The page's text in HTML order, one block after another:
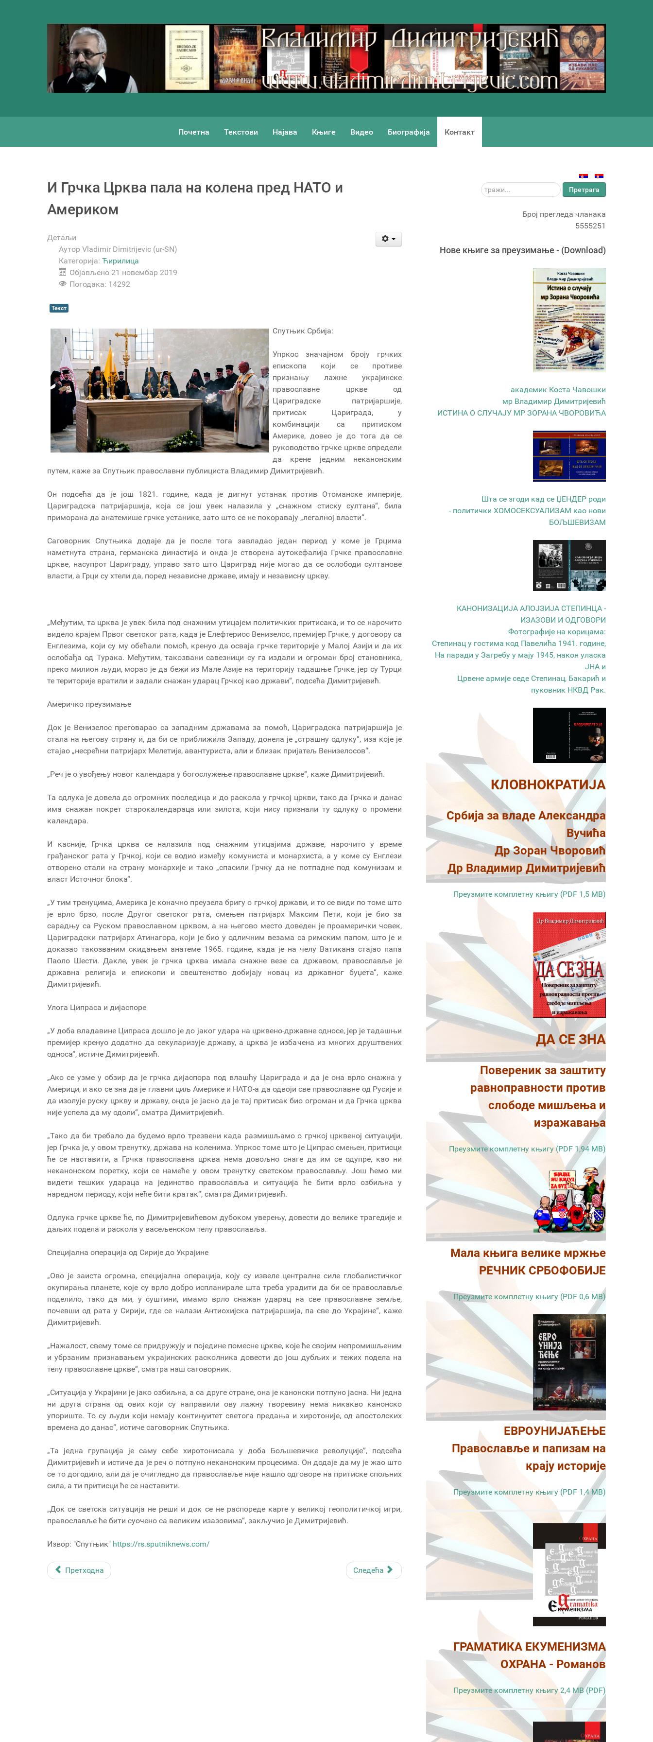
Почетна Текстови Најава Књиге Видео Биографија Контакт
И Грчка Црква пала на колена пред НАТО и
Америком
Детаљи
Аутор Vladimir Dimitrijevic (ur-SN)
Категорија: Ћирилица
Објављено 21 новембар 2019
Погодака: 14292
Текст
Спутњик Србија:
Упркос значајном броју грчких
епископа који се противе
признању лажне украјинске
православне цркве од
Цариградске патријаршије,
притисак Цариграда, у
комбинацији са притиском
Америке, довео је до тога да се
руководство грчке цркве определи
да крене једним неканонским
путем, каже за Спутњик православни публициста Владимир Димитријевић.
Он подсећа да је још 1821. године, када је дигнут устанак против Отоманске империје,
Цариградска патријаршија, која се још увек налазила у „снажном стиску султана“, била
приморана да анатемише грчке устанике, зато што се не покоравају „легалној власти“.
Саговорник Спутњика додаје да је после тога завладао један период у коме је Грцима
наметнута страна, германска династија и онда је створена аутокефалија Грчке православне
цркве, насупрот Цариграду, управо зато што Цариград није могао да се ослободи султанове
власти, а Грци су хтели да, поред независне државе, имају и независну цркву.
„Међутим, та црква је увек била под снажним утицајем политичких притисака, и то се нарочито
видело крајем Првог светског рата, када је Елефтериос Венизелос, премијер Грчке, у договору са
Енглезима, који су му обећали помоћ, кренуо да осваја грчке територије у Малој Азији и да их
ослобађа од Турака. Међутим, такозвани савезници су га издали и огроман број становника,
преко милион људи, морао је да бежи из Мале Азије на територију тадашње Грчке, јер су Турци
те територије вратили и задали снажан ударац Грчкој као држави“, подсећа Димитријевић.
Америчко преузимање
Док је Венизелос преговарао са западним државама за помоћ, Цариградска патријаршија је
стала на његову страну и, да би се приближила Западу, донела је „страшну одлуку“, иза које је
стајао „несрећни патријарх Мелетије, авантуриста, али и близак пријатељ Венизелосов“.
„Реч је о увођењу новог календара у богослужење православне цркве“, каже Димитријевић.
Та одлука је довела до огромних последица и до раскола у грчкој цркви, тако да Грчка и данас
има снажан покрет старокалендараца или зилота, који нису признали ту одлуку о промени
календара.
И касније, Грчка црква се налазила под снажним утицајима државе, нарочито у време
грађанског рата у Грчкој, који се водио између комуниста и монархиста, а у коме су Енглези
отворено стали на страну монархије и тако „спасили Грчку да не потпадне под комунизам и
власт Источног блока“.
„У тим тренуцима, Америка је коначно преузела бригу о грчкој држави, и то се види по томе што
је врло брзо, после Другог светског рата, смењен патријарх Максим Пети, који је био за
сарадњу са Руском православном црквом, а на његово место доведен је проамерички човек,
Цариградски патријарх Атинагора, који је био у одличним везама са римским папом, што је и
доказао такозваним скидањем анатеме 1965. године, кадa је на челу Ватикана стајао папа
Паоло Шести. Дакле, увек је грчка црква имала снажне везе са државом, православље је
државна религија и епископи и свештенство добијају новац из државног буџета“, каже
Димитријевић.
Улога Ципраса и дијаспоре
„У доба владавине Ципраса дошло је до јаког удара на црквено-државне односе, јер је тадашњи
премијер кренуо додатно да секуларизује државу, а црква је избачена из многих друштвених
односа“, истиче Димитријевић.
„Ако се узме у обзир да је грчка дијаспора под влашћу Цариграда и да је она врло снажна у
Америци, и ако се зна да је главни циљ Америке и НАТО-а да одвоји све православне од Русије и
да изолује руску цркву и државу, онда је јасно да је тај притисак био огроман и да Грчка црква
није успела да му одоли“, сматра Димитријевић.
„Тако да би требало да будемо врло трезвени када размишљамо о грчкој црквеној ситуацији,
јер Грчка је, у овом тренутку, држава на коленима. Упркос томе што је Ципрас смењен, притисци
ће се наставити, а Грчка православна црква нема довољно снаге да им се одупре, као ни
неканонском поретку, који се намеће у овом тренутку светском православљу. Још ћемо ми
видети тешких удараца на јединство православља и ситуација ће бити врло озбиљна у
наредном периоду, који неће бити кратак“, сматра Димитријевић.
Одлука грчке цркве ће, по Димитријевићевом дубоком уверењу, довести до велике трагедије и
даљих подела и раскола у васељенском телу православља.
Специјална операција од Сирије до Украјине
„Ово је заиста огромна, специјална операција, коју су извеле централне силе глобалистичког
окупирања планете, које су врло добро испланирале шта треба урадити да би се православље
поделило, тако да ми, у суштини, имамо врло снажан ударац на све православне земље,
почевши од рата у Сирији, где се налази Антиохијска патријаршија, па све до Украјине“, каже
Димитријевић.
„Нажалост, свему томе се придружују и поједине помесне цркве, које ће својим непромишљеним
и убрзаним признавањем украјинских расколника довести до још дубљих и тежих подела на
телу православне цркве“, сматра наш саговорник.
„Ситуација у Украјини је јако озбиљна, а са друге стране, она је канонски потпуно јасна. Ни једна
ни друга страна од ових који су направили ову лажну творевину нема никакво канонско
упориште. То су људи који немају континуитет светога предања и хиротоније, од апостолских
времена до данас“, истиче саговорник Спутњика.
„Та једна групација је саму себе хиротонисала у доба Бољшевичке револуције“, подсећа
Димитријевић и истиче да је реч о потпуно неканонским процесима. Он додаје да му је жао што
се то догодило, али да је очигледно да православље није нашло одговоре на притиске спољних
сила, а ти притисци ће се наставити.
„Док се светска ситуација не реши и док се не распореде карте у великој геополитичкој игри,
православље ће бити суочено са великим изазовима“, закључио је Димитријевић.
Извор: "Спутњик" https://rs.sputniknews.com/
Претходна Следећа
тражи... Претрага
Број прегледа чланака
5555251
Новe књигe за преузимање - (Download)
академик Коста Чавошки
мр Владимир Димитријевић
ИСТИНА О СЛУЧАЈУ МР ЗОРАНА ЧВОРОВИЋА
Шта се згоди кад се ЏЕНДЕР роди
- политички ХОМОСЕКСУАЛИЗАМ као нови
БОЉШЕВИЗАМ
КАНОНИЗАЦИЈА АЛОЈЗИЈА СТЕПИНЦА -
ИЗАЗОВИ И ОДГОВОРИ
Фотографије на корицама:
Степинац у гостима код Павелића 1941. године,
На паради у Загребу у мају 1945, након уласка
ЈНА и
Црвене армије седе Степинац, Бакарић и
пуковник НКВД Рак.
КЛОВНОКРАТИЈА
Србија за владе Александра
Вучића
Др Зоран Чворовић
Др Владимир Димитријевић
Преузмите комплетну књигу (PDF 1,5 MB)
ДА СЕ ЗНА
Повереник за заштиту
равноправности против
слободе мишљења и
изражавања
Преузмите комплетну књигу (PDF 1,94 MB)
Мала књига велике мржње
РЕЧНИК СРБОФОБИЈЕ
Преузмите комплетну књигу (PDF 0,6 MB)
ЕВРОУНИЈАЋЕЊЕ
Православље и папизам на
крају историје
Преузмите комплетну књигу (PDF 1,4 MB)
ГРАМАТИКА ЕКУМЕНИЗМА
ОХРАНА - Романов
Преузмите комплетну књигу 2,4 MB (PDF)